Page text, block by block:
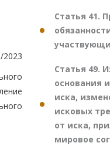
2023
Статья 41.
Статья 49.
основания
иска,
исковых
от иска,
мировое